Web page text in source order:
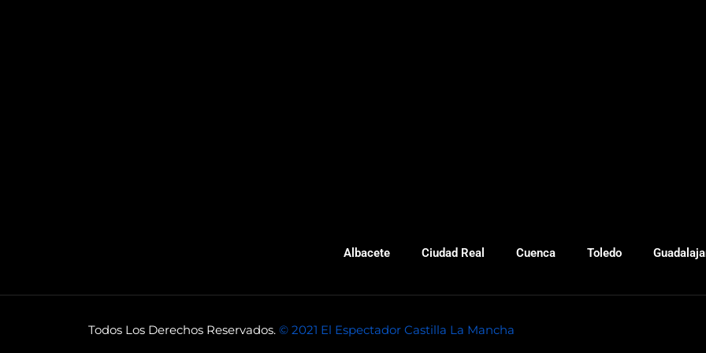
Albacete Ciudad Real Cuenca Toledo
Todos Los Derechos Reservados. © 2021 El Espectador Castilla La Mancha